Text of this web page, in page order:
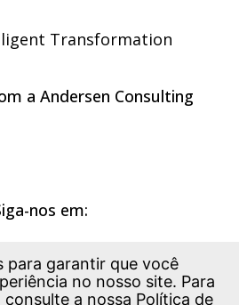
a Andersen Consulting
nos em:
para garantir que você
no nosso site. Para
a nossa Política de